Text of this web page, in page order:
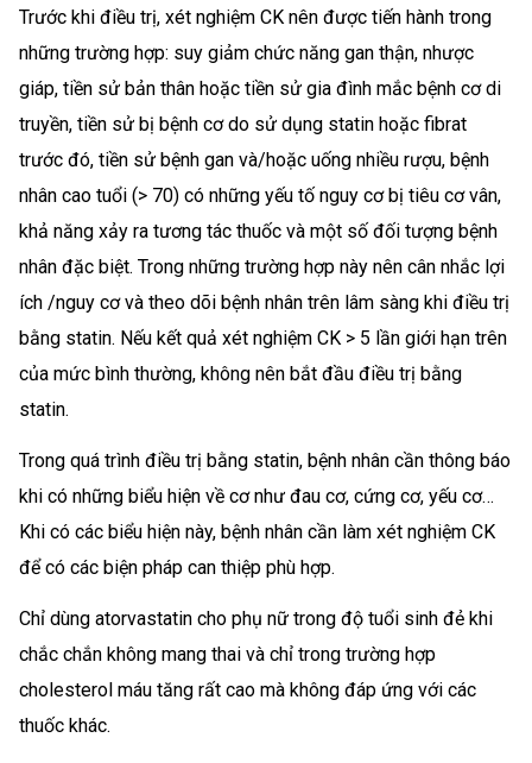
Trước khi điều trị, xét nghiệm CK nên được tiến hành trong
những trường hợp: suy giảm chức năng gan thận, nhược
giáp, tiền sử bản thân hoặc tiền sử gia đình mắc bệnh cơ di
truyền, tiền sử bị bệnh cơ do sử dụng statin hoặc fibrat
trước đó, tiền sử bệnh gan và/hoặc uống nhiều rượu, bệnh
nhân cao tuổi (> 70) có những yếu tố nguy cơ bị tiêu cơ vân,
khả năng xảy ra tương tác thuốc và một số đối tượng bệnh
nhân đặc biệt. Trong những trường hợp này nên cân nhắc lợi
ích /nguy cơ và theo dõi bệnh nhân trên lâm sàng khi điều trị
bằng statin. Nếu kết quả xét nghiệm CK > 5 lần giới hạn trên
của mức bình thường, không nên bắt đầu điều trị bằng
statin.
Trong quá trình điều trị bằng statin, bệnh nhân cần thông báo
khi có những biểu hiện về cơ như đau cơ, cứng cơ, yếu cơ…
Khi có các biểu hiện này, bệnh nhân cần làm xét nghiệm CK
để có các biện pháp can thiệp phù hợp.
Chỉ dùng atorvastatin cho phụ nữ trong độ tuổi sinh đẻ khi
chắc chắn không mang thai và chỉ trong trường hợp
cholesterol máu tăng rất cao mà không đáp ứng với các
thuốc khác.